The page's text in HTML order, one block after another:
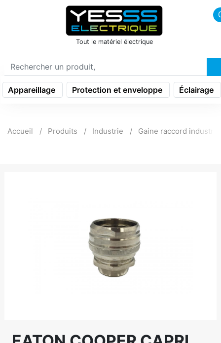
icon menu burger
Tout le matériel électrique
Appareillage Protection et enveloppe Éclairage
Accueil Produits Industrie Gaine raccord